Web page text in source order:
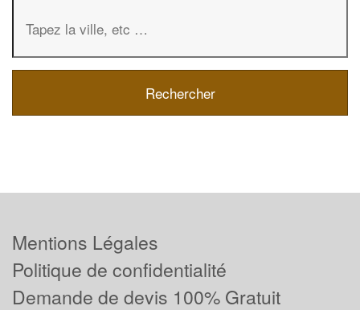
Mentions Légales
Politique de confidentialité
Demande de devis 100% Gratuit